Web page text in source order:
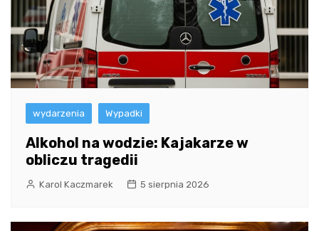
wydarzenia Wypadki
Alkohol na wodzie: Kajakarze w
obliczu tragedii
Karol Kaczmarek 5 sierpnia 2026